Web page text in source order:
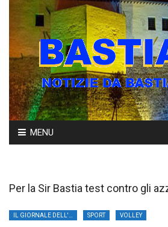
Skip
to
MENU
Per la Sir Bastia test contro gli
SPORT VOLLEY